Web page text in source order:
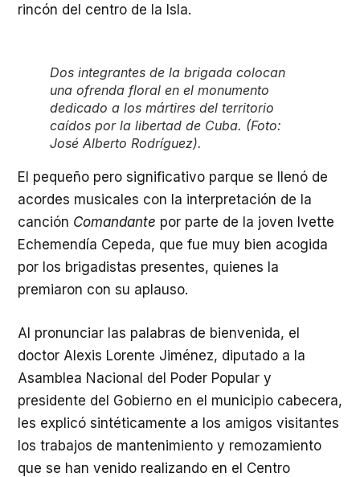
rincón del centro de la Isla.
Dos integrantes de la brigada colocan
una ofrenda floral en el monumento
dedicado a los mártires del territorio
caídos por la libertad de Cuba. (Foto:
José Alberto Rodríguez).
El pequeño pero significativo parque se llenó de
acordes musicales con la interpretación de la
canción Comandante por parte de la joven Ivette
Echemendía Cepeda, que fue muy bien acogida
por los brigadistas presentes, quienes la
premiaron con su aplauso.
Al pronunciar las palabras de bienvenida, el
doctor Alexis Lorente Jiménez, diputado a la
Asamblea Nacional del Poder Popular y
presidente del Gobierno en el municipio cabecera,
les explicó sintéticamente a los amigos visitantes
los trabajos de mantenimiento y remozamiento
que se han venido realizando en el Centro